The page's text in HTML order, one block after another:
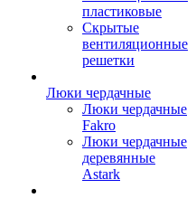
пластиковые
Скрытые
вентиляционные
решетки
Люки чердачные
Люки чердачные
Fakro
Люки чердачные
деревянные
Astark